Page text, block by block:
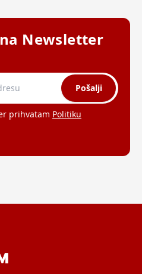
Newsletter
Pošalji
prihvatam Politiku